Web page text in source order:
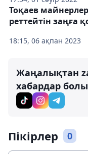
18:15, 06 ақпан 2023
Тоқаев
реттейтін заңға
Жаңалықтан
хабардар
Пікірлер 0